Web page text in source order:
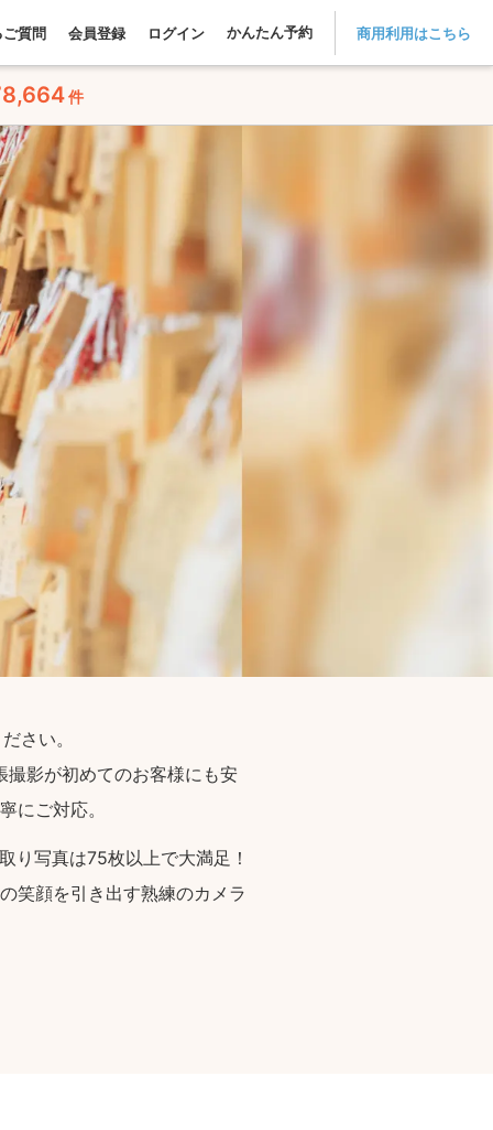
質問 会員登録 ログイン かんたん予約 商用利用はこちら
件
さい。
影が初めてのお客様にも安
にご対応。
り写真は75枚以上で大満足！
笑顔を引き出す熟練のカメラ